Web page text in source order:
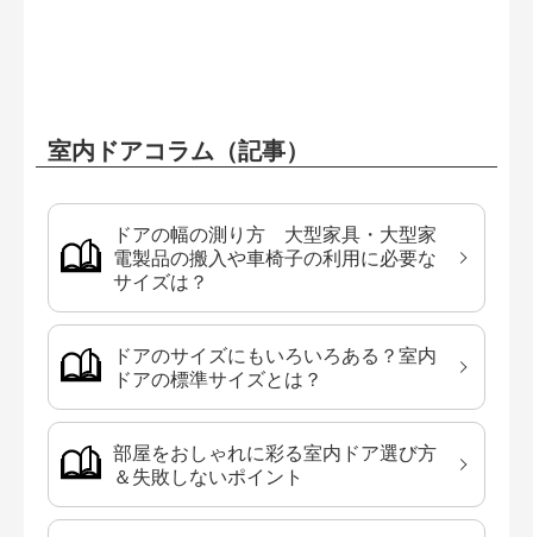
室内ドアコラム（記事）
ドアの幅の測り方 大型家具・大型家
電製品の搬入や車椅子の利用に必要な
サイズは？
ドアのサイズにもいろいろある？室内
ドアの標準サイズとは？
部屋をおしゃれに彩る室内ドア選び方
＆失敗しないポイント